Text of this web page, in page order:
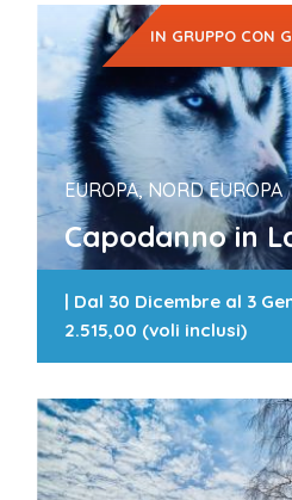
IN GRUPPO CON
EUROPA, NORD EUROPA
Capodanno in
| Dal 30 Dicembre al 3
2.515,00 (voli inclusi)